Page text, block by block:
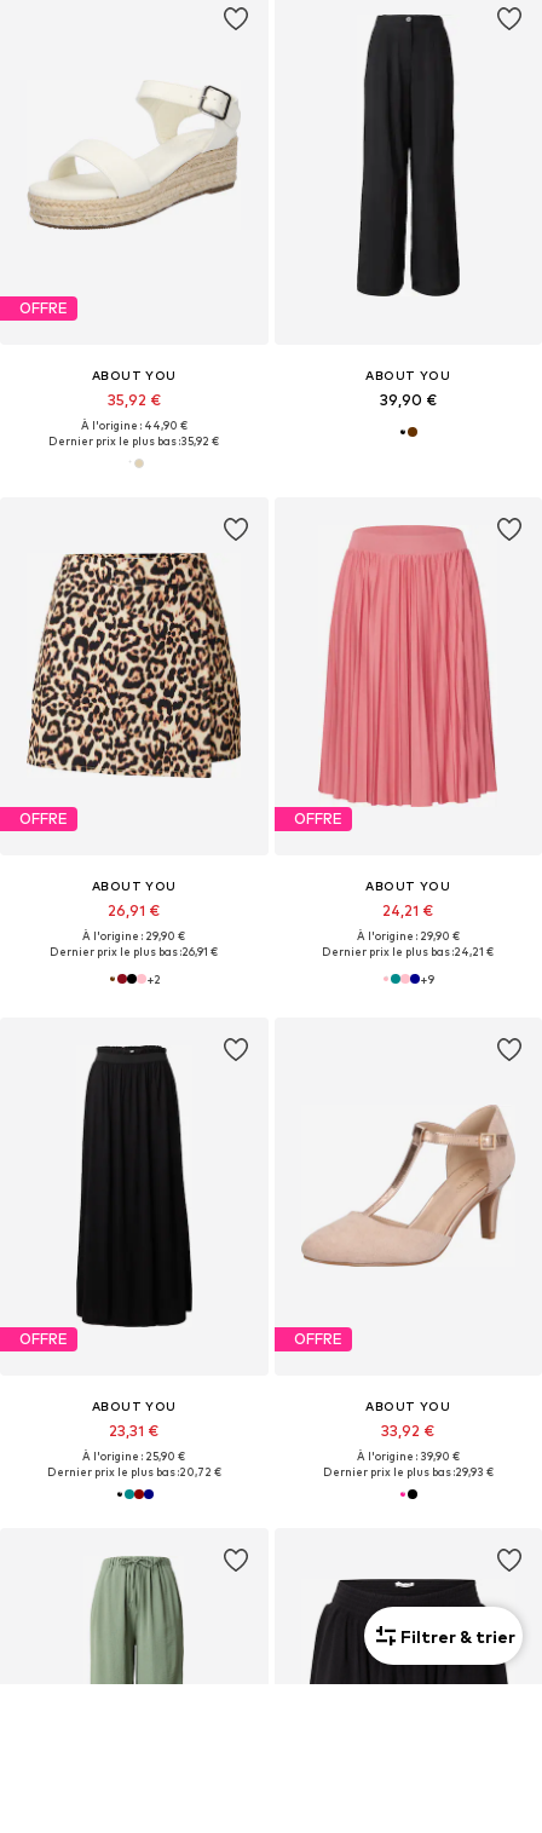
OFFRE
ABOUT YOU
35,92 €
À l'origine : 44,90 €
Dernier prix le plus bas :35,92 €
ABOUT YOU
39,90 €
OFFRE
ABOUT YOU
26,91 €
À l'origine : 29,90 €
Dernier prix le plus bas :26,91 €
+2
OFFRE
ABOUT YOU
24,21 €
À l'origine : 29,90 €
Dernier prix le plus bas :24,21 €
+9
OFFRE
ABOUT YOU
23,31 €
À l'origine : 25,90 €
Dernier prix le plus bas :20,72 €
OFFRE
ABOUT YOU
33,92 €
À l'origine : 39,90 €
Dernier prix le plus bas :29,93 €
Filtrer & trier